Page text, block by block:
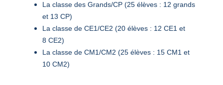
La classe des Grands/CP (25 élèves : 12 grands
et 13 CP)
La classe de CE1/CE2 (20 élèves : 12 CE1 et
8 CE2)
La classe de CM1/CM2 (25 élèves : 15 CM1 et
10 CM2)